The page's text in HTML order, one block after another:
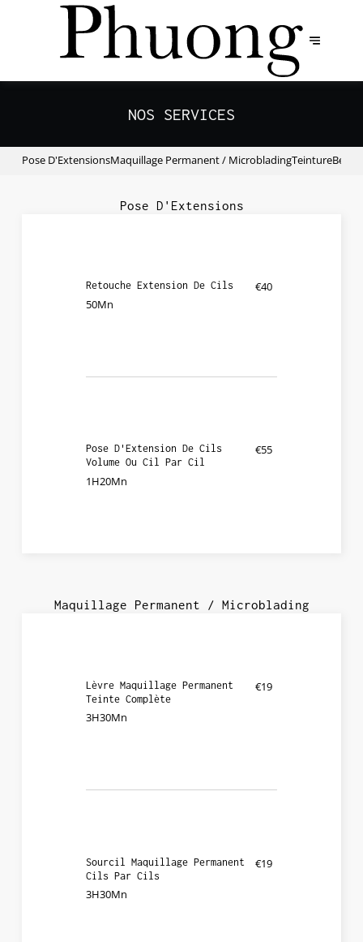
NOS SERVICES
Pose D'ExtensionsMaquillage Permanent / MicrobladingTeinture
Pose D'Extensions
Retouche Extension De Cils
50Mn
€40
Pose D'Extension De Cils
Volume Ou Cil Par Cil
1H20Mn
€55
Maquillage Permanent / Microblading
Lèvre Maquillage Permanent
Teinte Complète
3H30Mn
€19
Sourcil Maquillage Permanent
Cils Par Cils
3H30Mn
€19